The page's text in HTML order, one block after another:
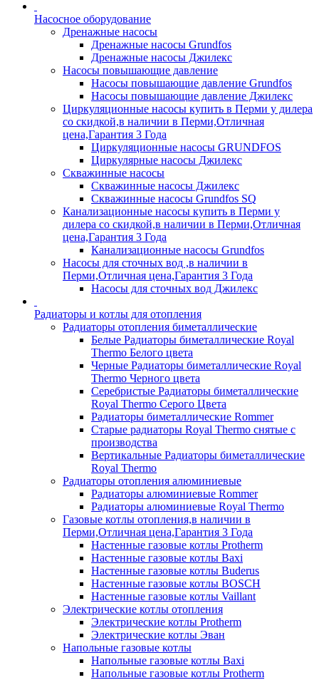
Насосное оборудование
Дренажные насосы
Дренажные насосы Grundfos
Дренажные насосы Джилекс
Насосы повышающие давление
Насосы повышающие давление Grundfos
Насосы повышающие давление Джилекс
Циркуляционные насосы купить в Перми у дилера
со скидкой,в наличии в Перми,Отличная
цена,Гарантия 3 Года
Циркуляционные насосы GRUNDFOS
Циркулярные насосы Джилекс
Скважинные насосы
Скважинные насосы Джилекс
Скважинные насосы Grundfos SQ
Канализационные насосы купить в Перми у
дилера со скидкой,в наличии в Перми,Отличная
цена,Гарантия 3 Года
Канализационные насосы Grundfos
Насосы для сточных вод ,в наличии в
Перми,Отличная цена,Гарантия 3 Года
Насосы для сточных вод Джилекс
Радиаторы и котлы для отопления
Радиаторы отопления биметаллические
Белые Радиаторы биметаллические Royal
Thermo Белого цвета
Черные Радиаторы биметаллические Royal
Thermo Черного цвета
Серебристые Радиаторы биметаллические
Royal Thermo Серого Цвета
Радиаторы биметаллические Rommer
Старые радиаторы Royal Thermo снятые с
производства
Вертикальные Радиаторы биметаллические
Royal Thermo
Радиаторы отопления алюминиевые
Радиаторы алюминиевые Rommer
Радиаторы алюминиевые Royal Thermo
Газовые котлы отопления,в наличии в
Перми,Отличная цена,Гарантия 3 Года
Настенные газовые котлы Protherm
Настенные газовые котлы Baxi
Настенные газовые котлы Buderus
Настенные газовые котлы BOSCH
Настенные газовые котлы Vaillant
Электрические котлы отопления
Электрические котлы Protherm
Электрические котлы Эван
Напольные газовые котлы
Напольные газовые котлы Baxi
Напольные газовые котлы Protherm